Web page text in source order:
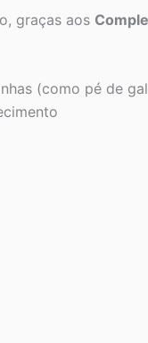
graças aos
(como pé de